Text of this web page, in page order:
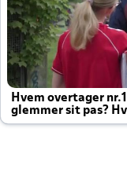
Hvem overtager
glemmer sit pas?
altid til efter